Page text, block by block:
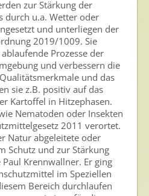
zur Stärkung der
durch u.a. Wetter oder
und unterliegen der
2019/1009. Sie
Prozesse der
und verbessern die
und das
sie z.B. positiv auf das
Kartoffel in Hitzephasen.
Nematoden oder Insekten
2011 verortet.
Natur abgeleitete oder
Schutz und zur Stärkung
Paul Krennwallner. Er ging
im Speziellen
Bereich durchlaufen